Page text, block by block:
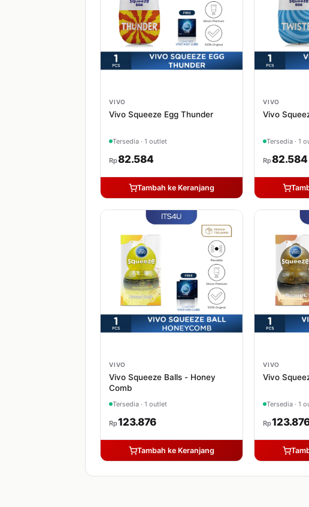
VIVO
Vivo Squeeze Egg Thunder
Tersedia · 1 outlet
Rp82.584
Tambah ke Keranjang
VIVO
Vivo
Tersedia · 1
Rp82.584
VIVO
Vivo Squeeze Balls - Honey
Comb
Tersedia · 1 outlet
Rp123.876
Tambah ke Keranjang
VIVO
Vivo
Tersedia · 1
Rp